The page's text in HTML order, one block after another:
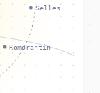
Romorantin
Selles